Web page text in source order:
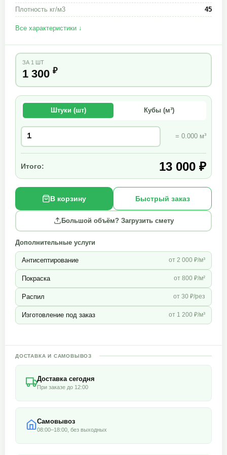
Плотность кг/м3
45
Все характеристики ↓
ЗА 1 ШТ
1 300 ₽
Штуки (шт) Кубы (м³)
= 0.000 м³
Итого: 13 000 ₽
В корзину Быстрый заказ
Большой объём? Загрузить смету
Дополнительные услуги
Антисептирование от 2 000 ₽/м³
Покраска от 800 ₽/м²
Распил от 30 ₽/рез
Изготовление под заказ от 1 200 ₽/м³
ДОСТАВКА И САМОВЫВОЗ
Доставка сегодня
При заказе до 12:00
Самовывоз
08:00–18:00, без выходных